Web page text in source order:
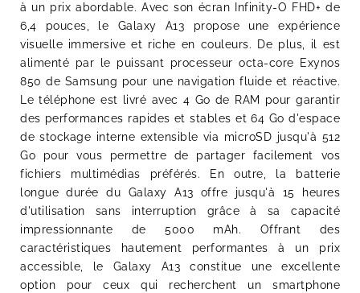
à un prix abordable. Avec son écran Infinity-O FHD+ de
6,4 pouces, le Galaxy A13 propose une expérience
visuelle immersive et riche en couleurs. De plus, il est
alimenté par le puissant processeur octa-core Exynos
850 de Samsung pour une navigation fluide et réactive.
Le téléphone est livré avec 4 Go de RAM pour garantir
des performances rapides et stables et 64 Go d'espace
de stockage interne extensible via microSD jusqu'à 512
Go pour vous permettre de partager facilement vos
fichiers multimédias préférés. En outre, la batterie
longue durée du Galaxy A13 offre jusqu'à 15 heures
d'utilisation sans interruption grâce à sa capacité
impressionnante de 5000 mAh. Offrant des
caractéristiques hautement performantes à un prix
accessible, le Galaxy A13 constitue une excellente
option pour ceux qui recherchent un smartphone